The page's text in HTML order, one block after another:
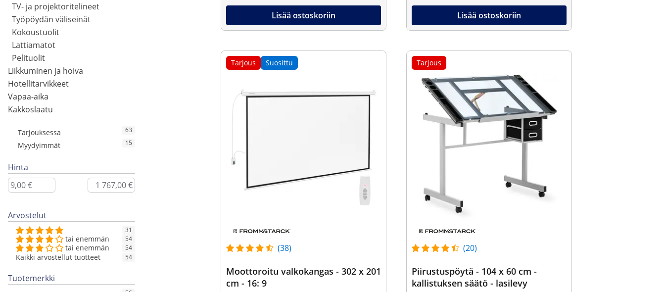
TV- ja projektoritelineet
Työpöydän väliseinät
Kokoustuolit
Lattiamatot
Pelituolit
Liikkuminen ja hoiva
Hotellitarvikkeet
Vapaa-aika
Kakkoslaatu
Tarjouksessa 63
Myydyimmät 15
Hinta
Arvostelut
31
tai enemmän 54
tai enemmän 54
Kaikki arvostellut tuotteet 54
Tuotemerkki
Lisää ostoskoriin Lisää ostoskoriin
Tarjous Suosittu
(38)
Moottoroitu valkokangas - 302 x 201
cm - 16: 9
Tarjous
(20)
Piirustuspöytä - 104 x 60 cm -
kallistuksen säätö - lasilevy